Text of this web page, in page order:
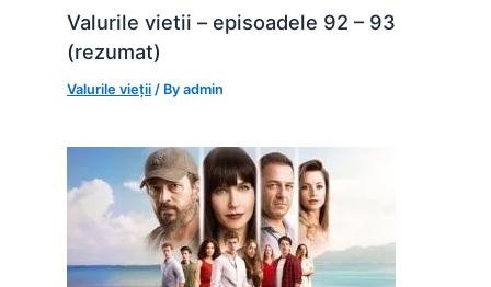
Valurile vietii – episoadele 92 – 93
(rezumat)
Valurile vieții / Byadmin